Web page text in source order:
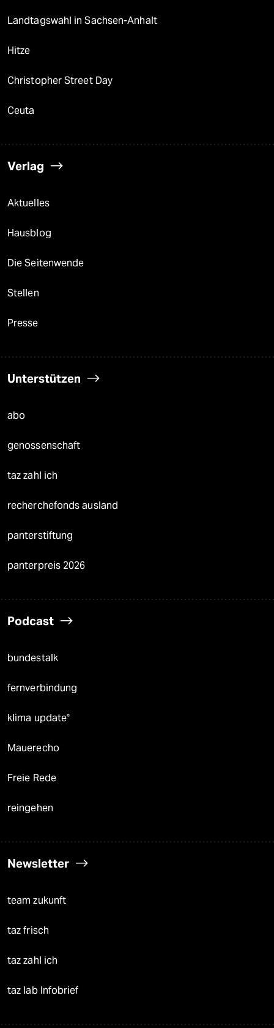
Landtagswahl in Sachsen-Anhalt
Hitze
Christopher Street Day
Ceuta
Verlag
Aktuelles
Hausblog
Die Seitenwende
Stellen
Presse
Unterstützen
abo
genossenschaft
taz zahl ich
recherchefonds ausland
panterstiftung
panterpreis 2026
Podcast
bundestalk
fernverbindung
klima update°
Mauerecho
Freie Rede
reingehen
Newsletter
team zukunft
taz frisch
taz zahl ich
taz lab Infobrief